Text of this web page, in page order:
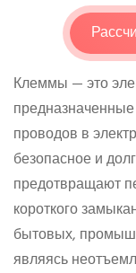
Клеммы — это
проводов в
безопасное и
предотвращают
короткого
бытовых,
являясь